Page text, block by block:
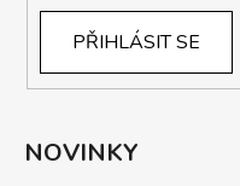
PŘIHLÁSIT SE
NOVINKY